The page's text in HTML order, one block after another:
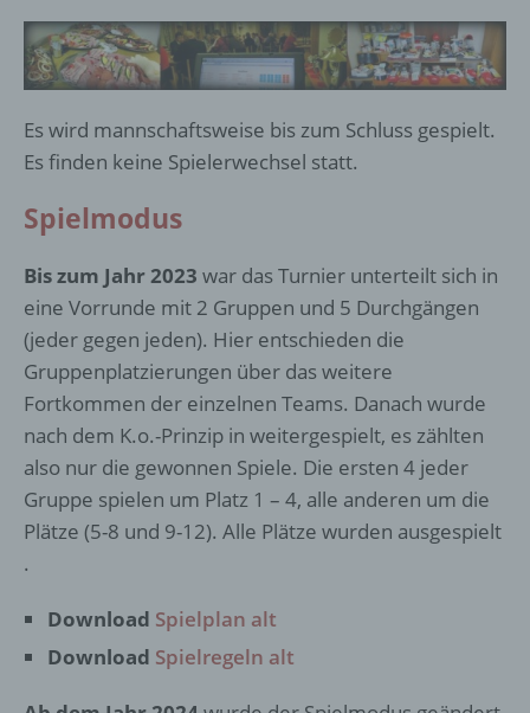
Es wird mannschaftsweise bis zum Schluss gespielt.
Es finden keine Spielerwechsel statt.
Spielmodus
Bis zum Jahr 2023 war das Turnier unterteilt sich in
eine Vorrunde mit 2 Gruppen und 5 Durchgängen
(jeder gegen jeden). Hier entschieden die
Gruppenplatzierungen über das weitere
Fortkommen der einzelnen Teams. Danach wurde
nach dem K.o.-Prinzip in weitergespielt, es zählten
also nur die gewonnen Spiele. Die ersten 4 jeder
Gruppe spielen um Platz 1 – 4, alle anderen um die
Plätze (5-8 und 9-12). Alle Plätze wurden ausgespielt
.
Download Spielplan alt
Download Spielregeln alt